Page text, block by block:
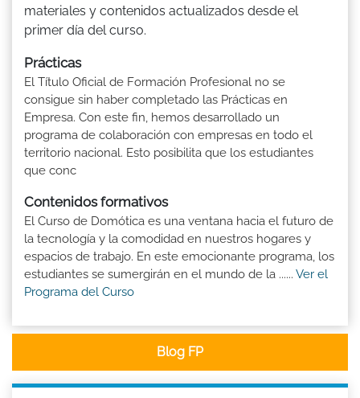
materiales y contenidos actualizados desde el
primer día del curso.
Prácticas
El Título Oficial de Formación Profesional no se
consigue sin haber completado las Prácticas en
Empresa. Con este fin, hemos desarrollado un
programa de colaboración con empresas en todo el
territorio nacional. Esto posibilita que los estudiantes
que conc
Contenidos formativos
El Curso de Domótica es una ventana hacia el futuro de
la tecnología y la comodidad en nuestros hogares y
espacios de trabajo. En este emocionante programa, los
estudiantes se sumergirán en el mundo de la ...... Ver el
Programa del Curso
Blog FP